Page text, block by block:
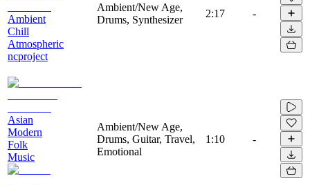
Ambient
Chill
Atmospheric
ncproject
Ambient/New Age,
Drums, Synthesizer
2:17 -
Asian
Modern
Folk
Music
Ambient/New Age,
Drums, Guitar, Travel,
Emotional
1:10 -